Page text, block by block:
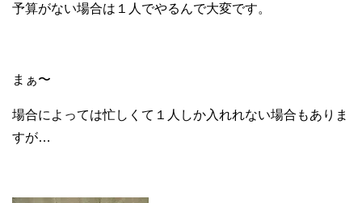
予算がない場合は１人でやるんで大変です。
まぁ〜
場合によっては忙しくて１人しか入れれない場合もありま
すが…